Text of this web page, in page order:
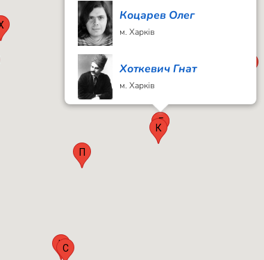
6
Г
К
К
П
С
Коцарев Олег
м. Харків
Хоткевич Гнат
м. Харків